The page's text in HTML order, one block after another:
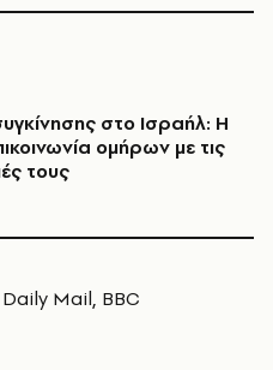
στο Ισραήλ: Η
ομήρων με τις
τους
Mail, BBC